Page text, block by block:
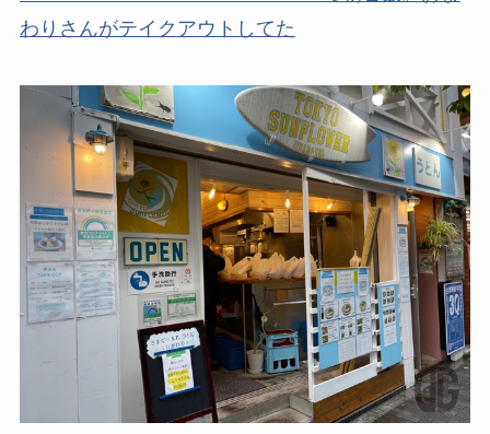
わりさんがテイクアウトしてた